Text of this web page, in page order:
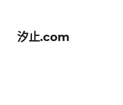
汐止.com